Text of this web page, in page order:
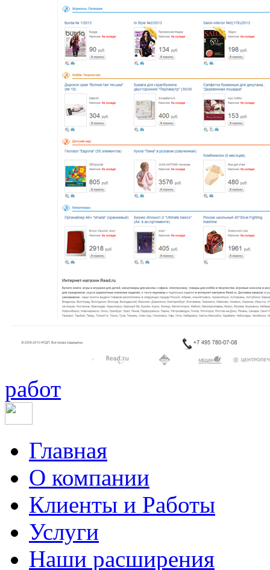
работ
Главная
О компании
Клиенты и Работы
Услуги
Наши расширения